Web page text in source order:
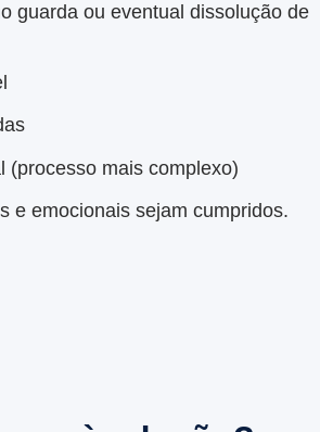
guarda ou eventual dissolução de
(processo mais complexo)
e emocionais sejam cumpridos.